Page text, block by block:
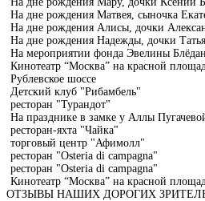
На дне рождения Матвея, сыночка
На дне рождения Алисы, дочки
На дне рождения Надежды, дочки
На мероприятии фонда Эвелины
Кинотеатр “Москва” на красной
Рублевское шоссе
Детский клуб "Рибамбель"
ресторан "Турандот"
На празднике в замке у Аллы
ресторан-яхта "Чайка"
торговый центр "Афимолл"
ресторан "Osteria di campagna"
ресторан "Osteria di campagna"
Кинотеатр “Москва” на красной
ОТЗЫВЫ НАШИХ ДОРОГИХ